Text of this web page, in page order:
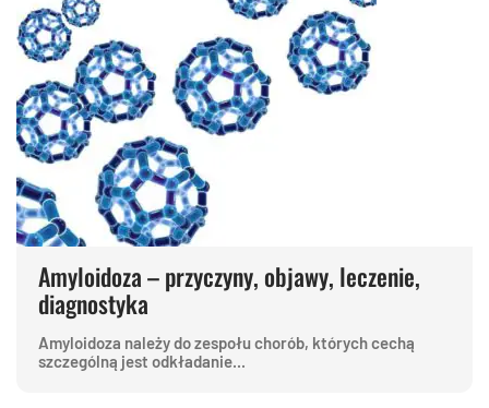
Amyloidoza – przyczyny, objawy, leczenie,
diagnostyka
Amyloidoza należy do zespołu chorób, których cechą
szczególną jest odkładanie...